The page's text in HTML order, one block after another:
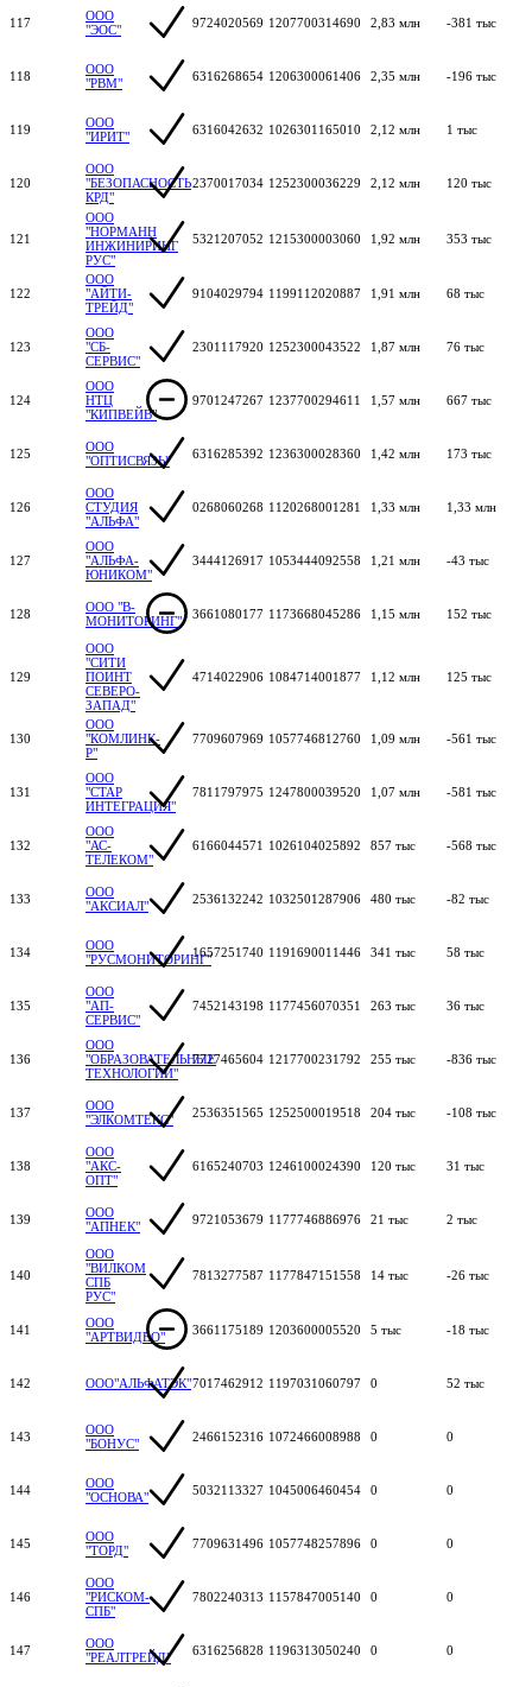
117
ООО
"ЭОС"
9724020569 1207700314690 2,83 млн -381 тыс
118
ООО
"РВМ"
6316268654 1206300061406 2,35 млн -196 тыс
119
ООО
"ИРИТ"
6316042632 1026301165010 2,12 млн 1 тыс
120
ООО
"БЕЗОПАСНОСТЬ
КРД"
2370017034 1252300036229 2,12 млн 120 тыс
121
ООО
"НОРМАНН
ИНЖИНИРИНГ
РУС"
5321207052 1215300003060 1,92 млн 353 тыс
122
ООО
"АЙТИ-
ТРЕЙД"
9104029794 1199112020887 1,91 млн 68 тыс
123
ООО
"СБ-
СЕРВИС"
2301117920 1252300043522 1,87 млн 76 тыс
124
ООО
НТЦ
"КИПВЕЙВ"
9701247267 1237700294611 1,57 млн 667 тыс
125
ООО
"ОПТИСВЯЗЬ"
6316285392 1236300028360 1,42 млн 173 тыс
126
ООО
СТУДИЯ
"АЛЬФА"
0268060268 1120268001281 1,33 млн 1,33 млн
127
ООО
"АЛЬФА-
ЮНИКОМ"
3444126917 1053444092558 1,21 млн -43 тыс
128
ООО "В-
МОНИТОРИНГ"
3661080177 1173668045286 1,15 млн 152 тыс
129
ООО
"СИТИ
ПОИНТ
СЕВЕРО-
ЗАПАД"
4714022906 1084714001877 1,12 млн 125 тыс
130
ООО
"КОМЛИНК-
Р"
7709607969 1057746812760 1,09 млн -561 тыс
131
ООО
"СТАР
ИНТЕГРАЦИЯ"
7811797975 1247800039520 1,07 млн -581 тыс
132
ООО
"АС-
ТЕЛЕКОМ"
6166044571 1026104025892 857 тыс -568 тыс
133
ООО
"АКСИАЛ"
2536132242 1032501287906 480 тыс -82 тыс
134
ООО
"РУСМОНИТОРИНГ"1657251740 1191690011446 341 тыс 58 тыс
135
ООО
"АП-
СЕРВИС"
7452143198 1177456070351 263 тыс 36 тыс
136
ООО
"ОБРАЗОВАТЕЛЬНЫЕ
ТЕХНОЛОГИИ"
7727465604 1217700231792 255 тыс -836 тыс
137
ООО
"ЭЛКОМТЕКС"
2536351565 1252500019518 204 тыс -108 тыс
138
ООО
"АКС-
ОПТ"
6165240703 1246100024390 120 тыс 31 тыс
139
ООО
"АПНЕК"
9721053679 1177746886976 21 тыс 2 тыс
140
ООО
"ВИЛКОМ
СПБ
РУС"
7813277587 1177847151558 14 тыс -26 тыс
141
ООО
"АРТВИДЕО"
3661175189 1203600005520 5 тыс -18 тыс
142 ООО"АЛЬФАТЭК"7017462912 1197031060797 0 52 тыс
143
ООО
"БОНУС"
2466152316 1072466008988 0 0
144
ООО
"ОСНОВА"
5032113327 1045006460454 0 0
145
ООО
"ТОРД"
7709631496 1057748257896 0 0
146
ООО
"РИСКОМ-
СПБ"
7802240313 1157847005140 0 0
147
ООО
"РЕАЛТРЕЙД"
6316256828 1196313050240 0 0